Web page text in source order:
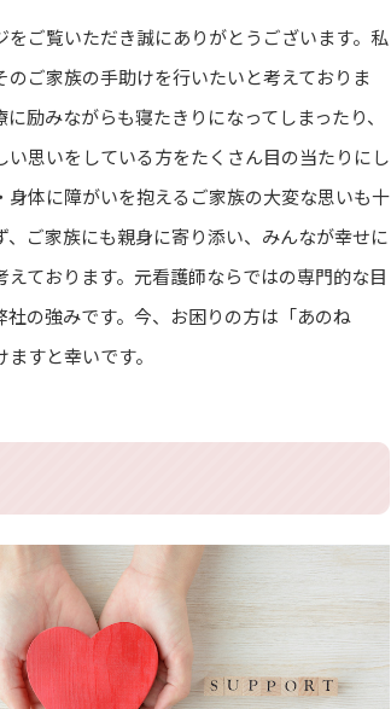
ご覧いただき誠にありがとうございます。私
ご家族の手助けを行いたいと考えておりま
励みながらも寝たきりになってしまったり、
思いをしている方をたくさん目の当たりにし
体に障がいを抱えるご家族の大変な思いも十
ご家族にも親身に寄り添い、みんなが幸せに
ております。元看護師ならではの専門的な目
の強みです。今、お困りの方は「あのね
すと幸いです。